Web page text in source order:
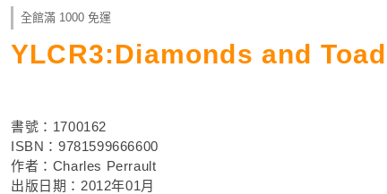
全館滿 1000 免運
YLCR3:Diamonds and
書號：1700162
ISBN：9781599666600
作者：Charles Perrault
出版日期：2012年01月